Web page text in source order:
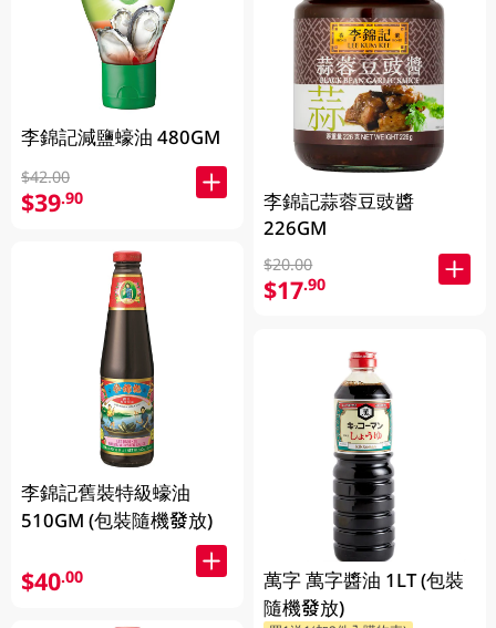
李錦記減鹽蠔油 480GM
$42.00
$39.90
李錦記舊裝特級蠔油
510GM (包裝隨機發放)
$40.00
李錦記蒜蓉豆豉醬
226GM
$20.00
$17.90
萬字 萬字醬油 1LT (包裝
隨機發放)